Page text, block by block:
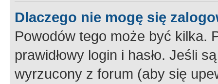
Dlaczego nie mogę się
Powodów tego może być kilka.
prawidłowy login i hasło. Jeśli
wyrzucony z forum (aby się